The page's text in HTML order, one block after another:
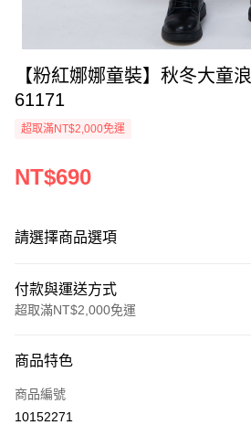
【粉紅娜娜童裝】秋冬大童
61171
超取滿NT$2,000免運
NT$690
請選擇商品選項
付款與運送方式
超取滿NT$2,000免運
信用卡一次付款
超商取貨付款
商品特色
商品編號
10152271